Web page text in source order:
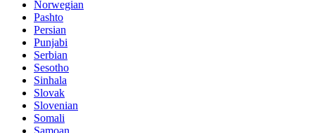
Norwegian
Pashto
Persian
Punjabi
Serbian
Sesotho
Sinhala
Slovak
Slovenian
Somali